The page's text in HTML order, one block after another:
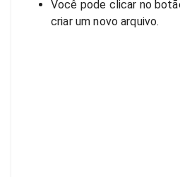
Você pode clicar no
criar um novo arquivo.